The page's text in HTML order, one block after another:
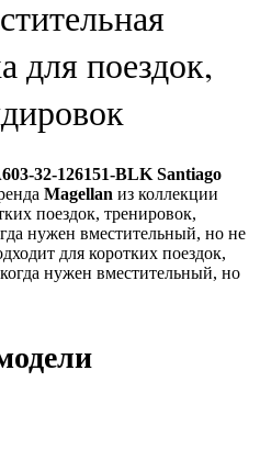
для поездок,
32-126151-BLK Santiago
Magellan из коллекции
поездок, тренировок,
нужен вместительный, но не
для коротких поездок,
нужен вместительный, но